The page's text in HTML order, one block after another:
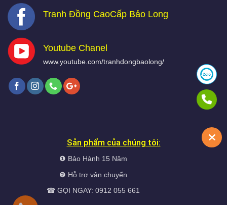
Tranh Đồng CaoCấp Bảo Long
Youtube Chanel
www.youtube.com/tranhdongbaolong/
Sản phẩm của chúng tôi:
❶ Bảo Hành 15 Năm
❷ Hỗ trợ vận chuyển
☎ GỌI NGAY: 0912 055 661